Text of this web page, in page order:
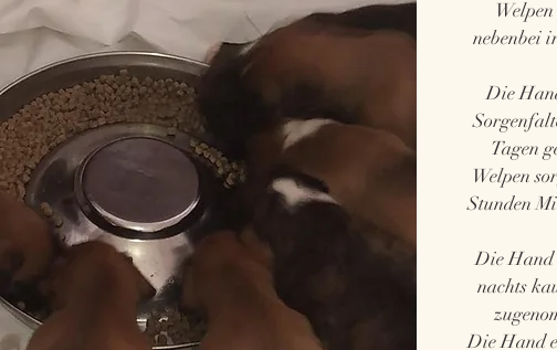
nebenbei
Die
Tagen
Welpen
Stunden
Die Hand
nachts
Die Hand